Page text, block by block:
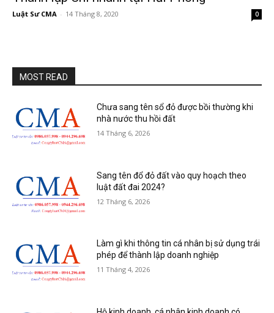
Luật Sư CMA - 14 Tháng 8, 2020 0
MOST READ
Chưa sang tên sổ đỏ được bồi thường khi
nhà nước thu hồi đất
14 Tháng 6, 2026
Sang tên đổ đỏ đất vào quy hoạch theo
luật đất đai 2024?
12 Tháng 6, 2026
Làm gì khi thông tin cá nhân bị sử dụng trái
phép để thành lập doanh nghiệp
11 Tháng 4, 2026